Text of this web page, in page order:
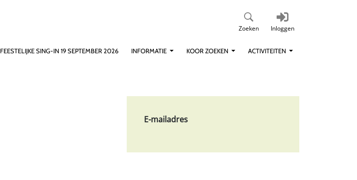
Zoeken Inloggen
FEESTELIJKE SING-IN 19 SEPTEMBER 2026 INFORMATIE KOOR ZOEKEN ACTIVITEITEN
E-mailadres